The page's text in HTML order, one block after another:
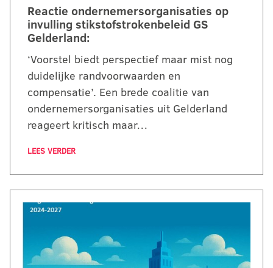
Reactie ondernemersorganisaties op
invulling stikstofstrokenbeleid GS
Gelderland:
‘Voorstel biedt perspectief maar mist nog
duidelijke randvoorwaarden en
compensatie’. Een brede coalitie van
ondernemersorganisaties uit Gelderland
reageert kritisch maar…
LEES VERDER